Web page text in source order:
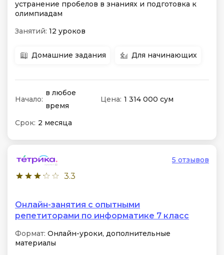
устранение пробелов в знаниях и подготовка к
олимпиадам
Занятий: 12 уроков
Домашние задания Для начинающих
Начало:
в любое
время
Цена: 1 314 000 сум
Срок: 2 месяца
3.3
5 отзывов
Онлайн-занятия с опытными
репетиторами по информатике 7 класс
Формат: Онлайн-уроки, дополнительные
материалы